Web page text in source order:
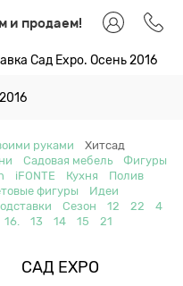
и продаем!
Сад Expo. Осень 2016
руками
Хитсад
Садовая мебель
Фигуры
iFONTE Кухня
Полив
фигуры
Идеи
Сезон 12 22
4
16. 13 14 15 21
САД EXPO